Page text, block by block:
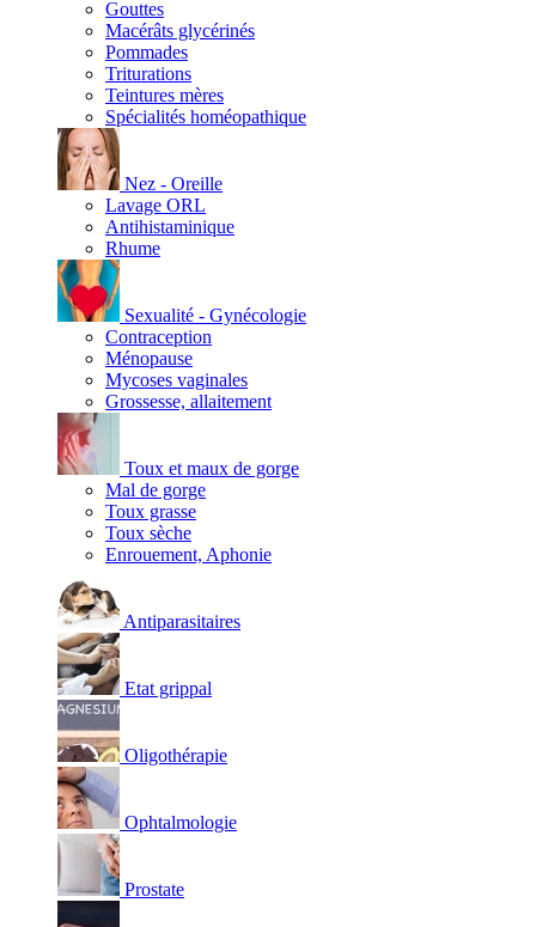
Gouttes
Macérâts glycérinés
Pommades
Triturations
Teintures mères
Spécialités homéopathique
Nez - Oreille
Lavage ORL
Antihistaminique
Rhume
Sexualité - Gynécologie
Contraception
Ménopause
Mycoses vaginales
Grossesse, allaitement
Toux et maux de gorge
Mal de gorge
Toux grasse
Toux sèche
Enrouement, Aphonie
Antiparasitaires
Etat grippal
Oligothérapie
Ophtalmologie
Prostate